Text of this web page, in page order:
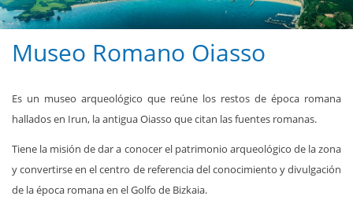
Museo Romano Oiasso
Es un museo arqueológico que reúne los restos de época romana
hallados en Irun, la antigua Oiasso que citan las fuentes romanas.
Tiene la misión de dar a conocer el patrimonio arqueológico de la zona
y convertirse en el centro de referencia del conocimiento y divulgación
de la época romana en el Golfo de Bizkaia.